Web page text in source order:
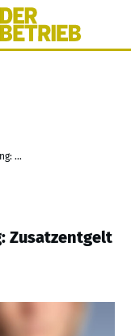
Vorzeitige Kreditrückzahlung: Zusatzentgelt der Bank unzulässig
Zusatzentgelt